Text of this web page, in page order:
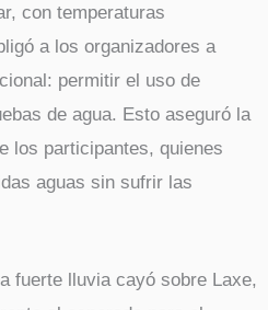
con temperaturas
a los organizadores a
permitir el uso de
de agua. Esto aseguró la
los participantes, quienes
aguas sin sufrir las
fuerte lluvia cayó sobre Laxe,